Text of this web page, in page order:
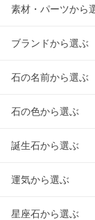
素材・パーツから
ブランドから選ぶ
石の名前から選ぶ
石の色から選ぶ
誕生石から選ぶ
運気から選ぶ
星座石から選ぶ